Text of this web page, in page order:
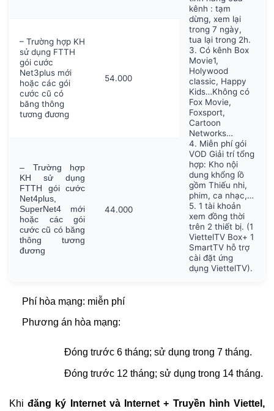
kênh : tạm
dừng, xem lại
trong 7 ngày,
tua lại trong 2h.
3. Có kênh Box
Movie1,
Holywood
classic, Happy
Kids…Không có
Fox Movie,
Foxsport,
Cartoon
Networks…
4. Miễn phí gói
VOD Giải trí tổng
hợp: Kho nội
dung khổng lồ
gồm Thiếu nhi,
phim, ca nhạc,…
5. 1 tài khoản
xem đồng thời
trên 2 thiết bị. (1
ViettelTV Box+ 1
SmartTV hỗ trợ
cài đặt ứng
dụng ViettelTV).
– Trường hợp KH
sử dụng FTTH
gói cước
Net3plus mới
hoặc các gói
cước cũ có
băng thông
tương đương
54.000
– Trường hợp
KH sử dụng
FTTH gói cước
Net4plus,
SuperNet4 mới
hoặc các gói
cước cũ có băng
thông tương
đương
44.000
Phí hòa mạng: miễn phí
Phương án hòa mạng:
Đóng trước 6 tháng; sử dụng trong 7 tháng.
Đóng trước 12 tháng; sử dụng trong 14 tháng.
Khiđăng ký Internet và Internet + Truyền hình Viettel,